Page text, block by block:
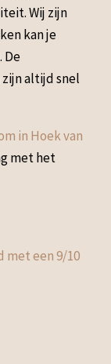
Wij zijn
kan je
De
altijd snel
in Hoek van
met het
met een9/10